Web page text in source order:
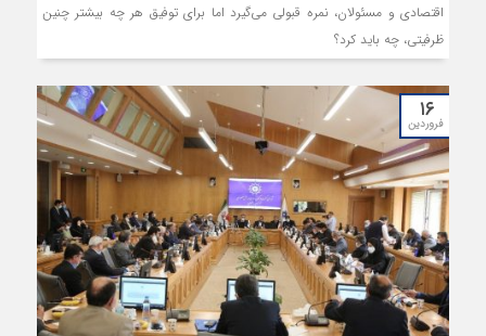
اقتصادی و مسئولان، نمره قبولی می‌گیرد اما برای توفیق هر چه بیشتر چنین
ظرفیتی، چه باید کرد؟
۱۶
فروردین